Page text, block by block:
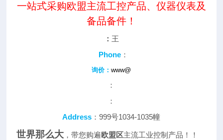
一站式采购欧盟主流工控产品、仪器仪表及
备品备件！
： 王
Phone：
询价：www@
：
：
Address ：999号1034-1035幢
世界那么大 ，带您购遍欧盟区主流工业控制产品！！